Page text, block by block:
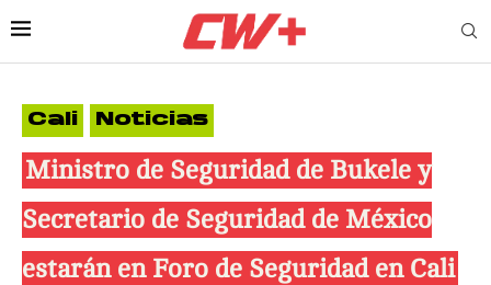
Cali Noticias
Ministro de Seguridad de Bukele y
Secretario de Seguridad de México
estarán en Foro de Seguridad en Cali